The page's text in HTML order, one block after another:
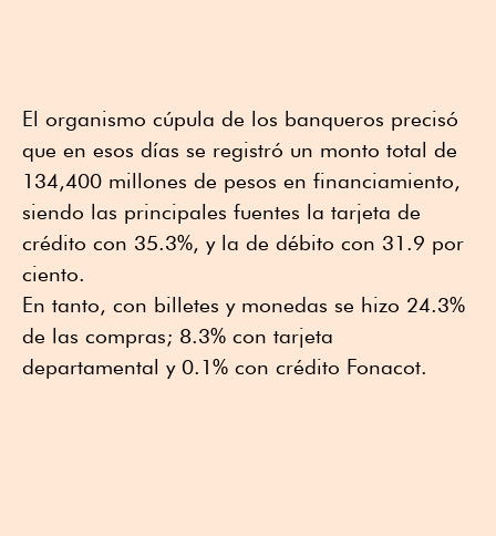
El organismo cúpula de los banqueros precisó
que en esos días se registró un monto total de
134,400 millones de pesos en financiamiento,
siendo las principales fuentes la tarjeta de
crédito con 35.3%, y la de débito con 31.9 por
ciento.
En tanto, con billetes y monedas se hizo 24.3%
de las compras; 8.3% con tarjeta
departamental y 0.1% con crédito Fonacot.